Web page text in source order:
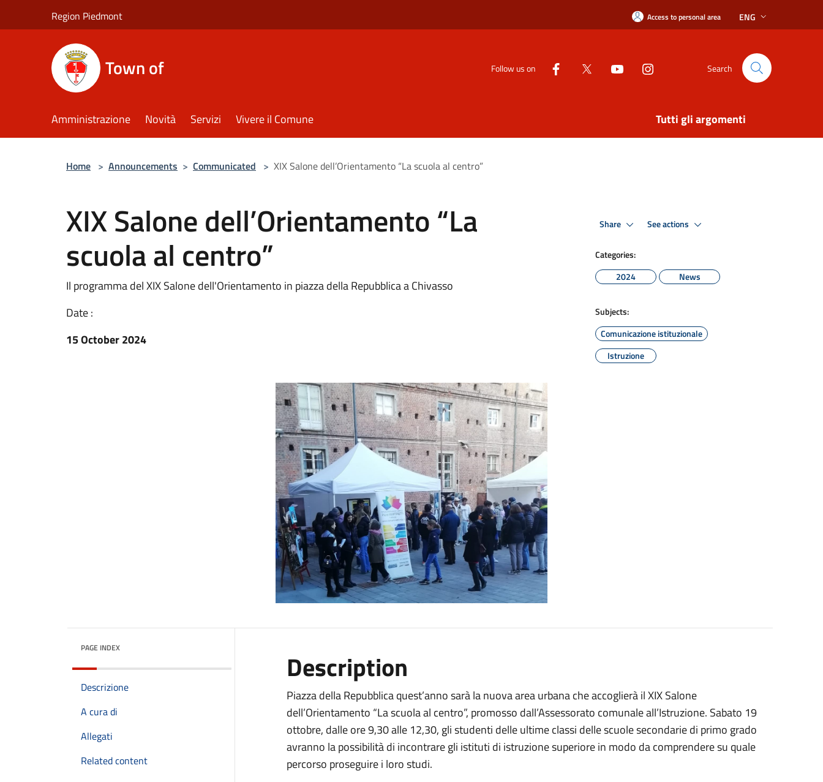
Region Piedmont Access to personal area ENG
Town of Follow us on Search
Amministrazione Novità Servizi Vivere il Comune Tutti gli argomenti
Home > Announcements > Communicated > XIX Salone dell’Orientamento “La scuola al centro”
XIX Salone dell’Orientamento “La
scuola al centro”
Il programma del XIX Salone dell'Orientamento in piazza della Repubblica a Chivasso
Date :
15 October 2024
Share See actions
Categories:
2024
News
Subjects:
Comunicazione istituzionale
Istruzione
PAGE INDEX
Descrizione
A cura di
Allegati
Related content
Description
Piazza della Repubblica quest’anno sarà la nuova area urbana che accoglierà il XIX Salone
dell’Orientamento “La scuola al centro”, promosso dall’Assessorato comunale all’Istruzione. Sabato 19
ottobre, dalle ore 9,30 alle 12,30, gli studenti delle ultime classi delle scuole secondarie di primo grado
avranno la possibilità di incontrare gli istituti di istruzione superiore in modo da comprendere su quale
percorso proseguire i loro studi.